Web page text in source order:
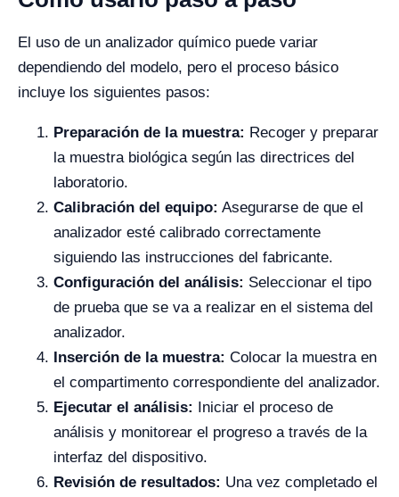
El uso de un analizador químico puede variar
dependiendo del modelo, pero el proceso básico
incluye los siguientes pasos:
Preparación de la muestra: Recoger y preparar
la muestra biológica según las directrices del
laboratorio.
Calibración del equipo: Asegurarse de que el
analizador esté calibrado correctamente
siguiendo las instrucciones del fabricante.
Configuración del análisis: Seleccionar el tipo
de prueba que se va a realizar en el sistema del
analizador.
Inserción de la muestra: Colocar la muestra en
el compartimento correspondiente del analizador.
Ejecutar el análisis: Iniciar el proceso de
análisis y monitorear el progreso a través de la
interfaz del dispositivo.
Revisión de resultados: Una vez completado el